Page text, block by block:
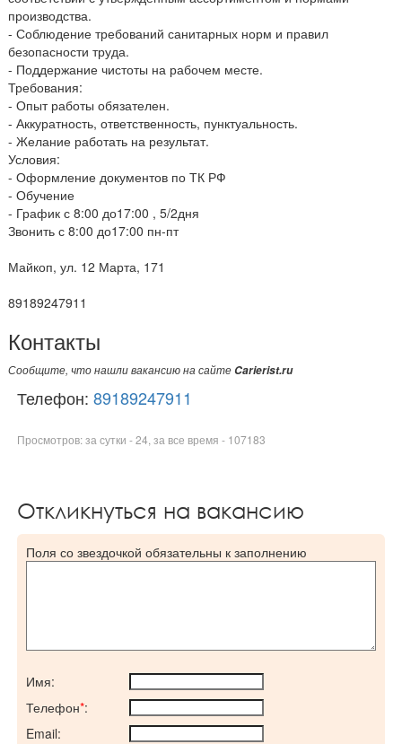
производства.
- Соблюдение требований санитарных норм и правил
безопасности труда.
- Поддержание чистоты на рабочем месте.
Требования:
- Опыт работы обязателен.
- Аккуратность, ответственность, пунктуальность.
- Желание работать на результат.
Условия:
- Оформление документов по ТК РФ
- Обучение
- График с 8:00 до17:00 , 5/2дня
Звонить с 8:00 до17:00 пн-пт
Майкоп, ул. 12 Марта, 171
89189247911
Контакты
Сообщите, что нашли вакансию на сайте Carierist.ru
Телефон: 89189247911
Просмотров: за сутки - 24, за все время - 107183
Откликнуться на вакансию
Поля со звездочкой обязательны к заполнению
Имя:
Телефон*:
Email: